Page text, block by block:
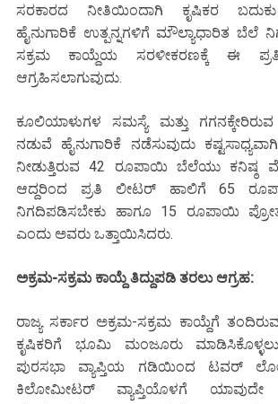
ಸರಕಾರದ ನೀತಿಯಿಂದಾಗಿ ಕೃಷಿಕರ ಬದುಕು
ಹೈನುಗಾರಿಕೆ ಉತ್ಪನ್ನಗಳಿಗೆ ಮೌಲ್ಯಾಧಾರಿತ ಬೆಲೆ
ಸಕ್ರಮ ಕಾಯ್ದೆಯ ಸರಳೀಕರಣಕ್ಕೆ ಈ
ಆಗ್ರಹಿಸಲಾಗುವುದು.
ಕೂಲಿಯಾಳುಗಳ ಸಮಸ್ಯೆ ಮತ್ತು
ನಡುವೆ ಹೈನುಗಾರಿಕೆ ನಡೆಸುವುದು
ನೀಡುತ್ತಿರುವ 42 ರೂಪಾಯಿ ಬೆಲೆಯು ಕನಿಷ್ಠ
ಆದ್ದರಿಂದ ಪ್ರತಿ ಲೀಟರ್ ಹಾಲಿಗೆ 65
ನಿಗದಿಪಡಿಸಬೇಕು ಹಾಗೂ 15 ರೂಪಾಯಿ
ಎಂದು ಅವರು ಒತ್ತಾಯಿಸಿದರು.
ಅಕ್ರಮ-ಸಕ್ರಮ ಕಾಯ್ದೆ ತಿದ್ದುಪಡಿ ತರಲು ಆಗ್ರಹ:
ರಾಜ್ಯ ಸರ್ಕಾರ ಅಕ್ರಮ-ಸಕ್ರಮ ಕಾಯ್ದೆಗೆ
ಕೃಷಿಕರಿಗೆ ಭೂಮಿ ಮಂಜೂರು
ಪುರಸಭಾ ವ್ಯಾಪ್ತಿಯ ಗಡಿಯಿಂದ ಟವರ್
ಕಿಲೋಮೀಟರ್ ವ್ಯಾಪ್ತಿಯೊಳಗೆ